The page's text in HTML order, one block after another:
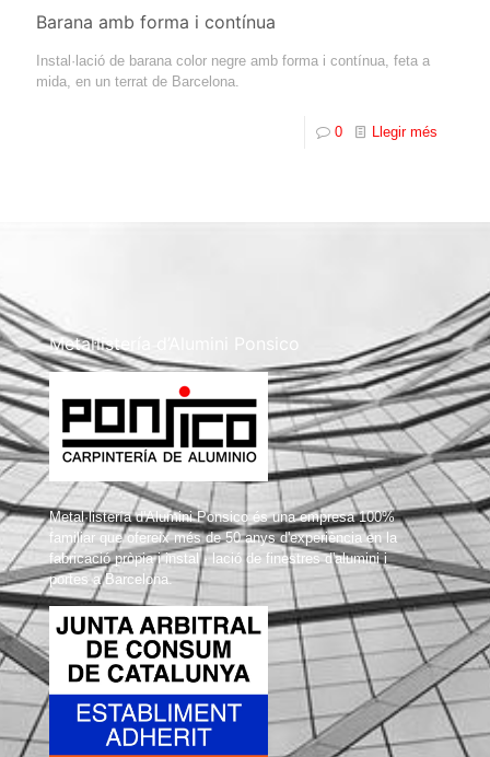
Barana amb forma i contínua
Instal·lació de barana color negre amb forma i contínua, feta a
mida, en un terrat de Barcelona.
0 Llegir més
Metal·listería d’Alumini Ponsico
Metal·listería d'Alumini Ponsico és una empresa 100%
familiar que ofereix més de 50 anys d'experiència en la
fabricació pròpia i instal · lació de finestres d'alumini i
portes a Barcelona.